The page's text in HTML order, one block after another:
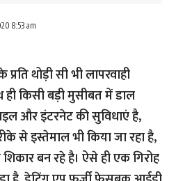
8:53 am
प्रति थोड़ी सी भी लापरवाही
किसी बड़ी मुसीबत में डाल
और इंटरनेट की सुविधाएं है,
से इस्तेमाल भी किया जा रहा है,
बन रहे है। ऐसे ही एक गिरोह